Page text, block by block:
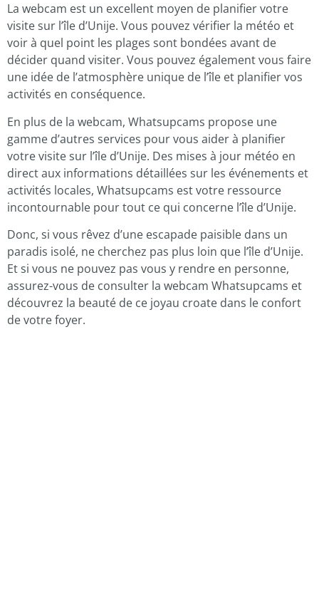
La webcam est un excellent moyen de planifier votre
visite sur l’île d’Unije. Vous pouvez vérifier la météo et
voir à quel point les plages sont bondées avant de
décider quand visiter. Vous pouvez également vous faire
une idée de l’atmosphère unique de l’île et planifier vos
activités en conséquence.
En plus de la webcam, Whatsupcams propose une
gamme d’autres services pour vous aider à planifier
votre visite sur l’île d’Unije. Des mises à jour météo en
direct aux informations détaillées sur les événements et
activités locales, Whatsupcams est votre ressource
incontournable pour tout ce qui concerne l’île d’Unije.
Donc, si vous rêvez d’une escapade paisible dans un
paradis isolé, ne cherchez pas plus loin que l’île d’Unije.
Et si vous ne pouvez pas vous y rendre en personne,
assurez-vous de consulter la webcam Whatsupcams et
découvrez la beauté de ce joyau croate dans le confort
de votre foyer.